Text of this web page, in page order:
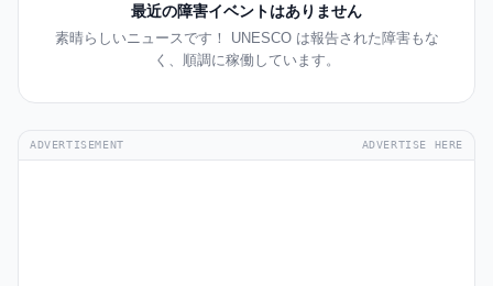
最近の障害イベントはありません
素晴らしいニュースです！ UNESCO は報告された障害もな
く、順調に稼働しています。
ADVERTISEMENT ADVERTISE HERE